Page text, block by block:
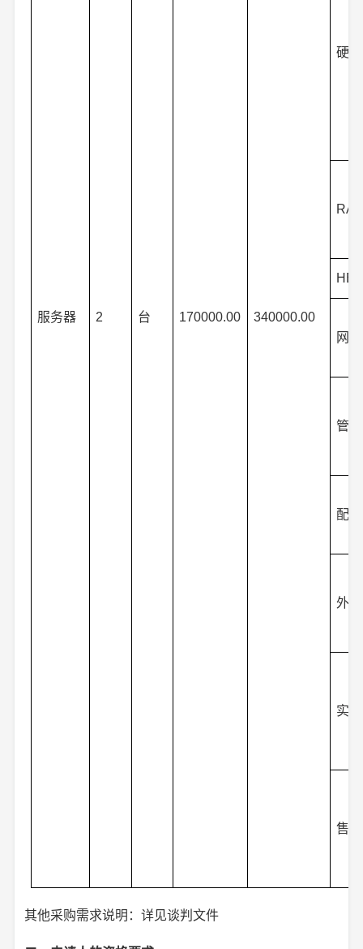
服务器 2 台 170000.00 340000.00
硬盘
网卡
管理
配
外设
实
售
其他采购需求说明：详见谈判文件